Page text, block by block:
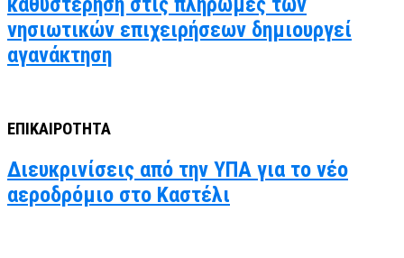
νησιωτικών επιχειρήσεων δημιουργεί
αγανάκτηση
ΕΠΙΚΑΙΡΟΤΗΤΑ
Διευκρινίσεις από την ΥΠΑ για το νέο
αεροδρόμιο στο Καστέλι